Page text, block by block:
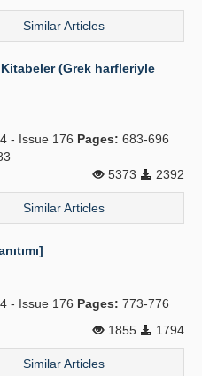
Similar Articles
(Grek harfleriyle
- Issue 176 Pages: 683-696
5373
2392
Similar Articles
- Issue 176 Pages: 773-776
1855
1794
Similar Articles